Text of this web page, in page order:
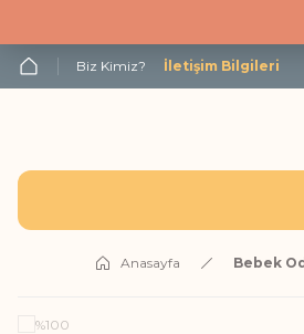
Biz Kimiz? İletişim Bilgileri
Anasayfa Bebek